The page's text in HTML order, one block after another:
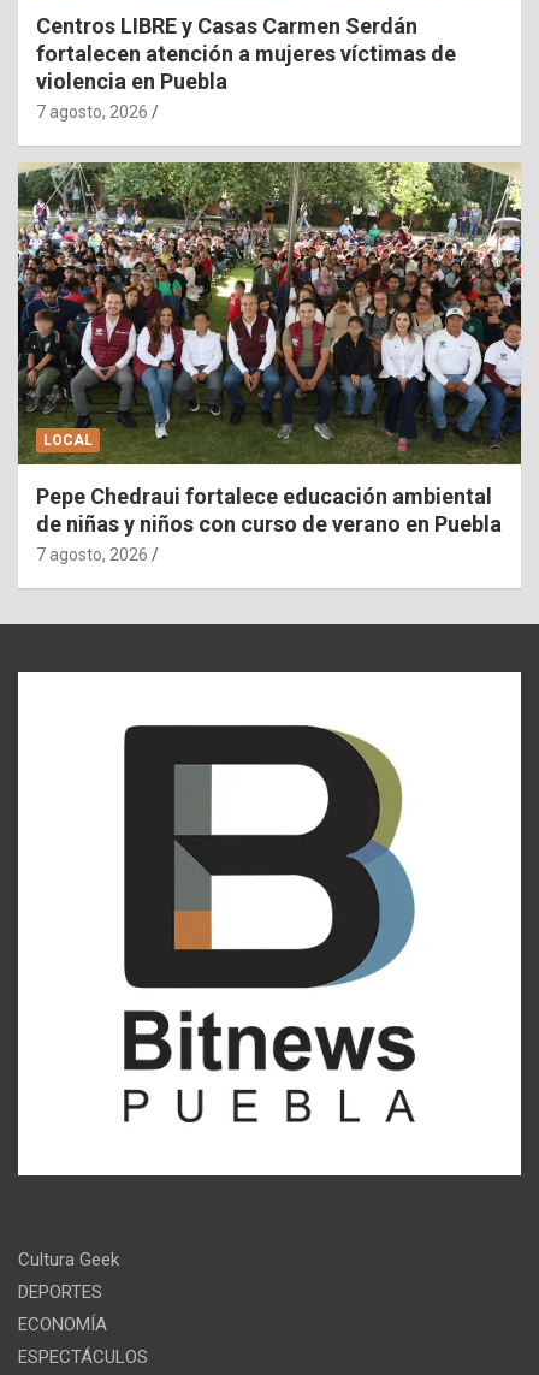
Centros LIBRE y Casas Carmen Serdán
fortalecen atención a mujeres víctimas de
violencia en Puebla
7 agosto, 2026
LOCAL
Pepe Chedraui fortalece educación ambiental
de niñas y niños con curso de verano en Puebla
7 agosto, 2026
Cultura Geek
DEPORTES
ECONOMÍA
ESPECTÁCULOS